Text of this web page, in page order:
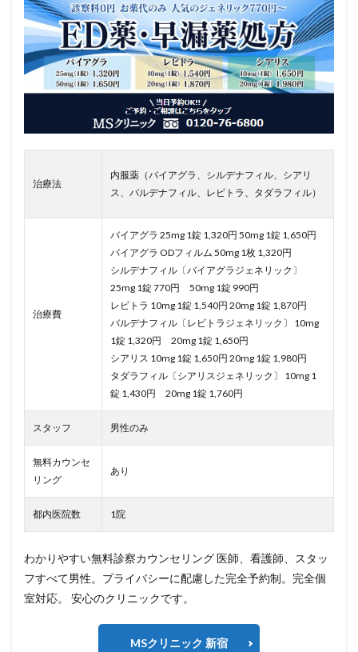
治療法
内服薬（バイアグラ、シルデナフィル、シアリ
ス、バルデナフィル、レビトラ、タダラフィル）
治療費
バイアグラ 25mg 1錠 1,320円 50mg 1錠 1,650円
バイアグラ ODフィルム 50mg 1枚 1,320円
シルデナフィル〔バイアグラジェネリック〕
25mg 1錠 770円 50mg 1錠 990円
レビトラ 10mg 1錠 1,540円 20mg 1錠 1,870円
バルデナフィル〔レビトラジェネリック〕 10mg
1錠 1,320円 20mg 1錠 1,650円
シアリス 10mg 1錠 1,650円 20mg 1錠 1,980円
タダラフィル〔シアリスジェネリック〕 10mg 1
錠 1,430円 20mg 1錠 1,760円
スタッフ 男性のみ
無料カウンセ
リング
あり
都内医院数 1院
わかりやすい無料診察カウンセリング 医師、看護師、スタッ
フすべて男性。プライバシーに配慮した完全予約制。完全個
室対応。 安心のクリニックです。
MSクリニック 新宿